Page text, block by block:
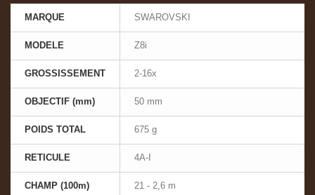
MARQUE SWAROVSKI
MODELE Z8i
GROSSISSEMENT 2-16x
OBJECTIF (mm) 50 mm
POIDS TOTAL 675 g
RETICULE 4A-I
CHAMP (100m) 21 - 2,6 m